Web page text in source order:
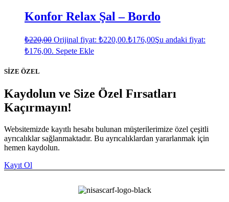
Konfor Relax Şal – Bordo
₺220,00 Orijinal fiyat: ₺220,00.₺176,00Şu andaki fiyat:
₺176,00. Sepete Ekle
SİZE ÖZEL
Kaydolun ve Size Özel Fırsatları
Kaçırmayın!
Websitemizde kayıtlı hesabı bulunan müşterilerimize özel çeşitli
ayrıcalıklar sağlanmaktadır. Bu ayrıcalıklardan yararlanmak için
hemen kaydolun.
Kayıt Ol